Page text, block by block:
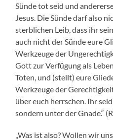
Sünde tot seid und
Jesus. Die Sünde darf also
sterblichen Leib, dass ihr
auch nicht der Sünde eure
Werkzeuge der
Gott zur Verfügung als
Toten, und (stellt) eure
Werkzeuge der
über euch herrschen. Ihr
sondern unter der Gnade.“
„Was ist also? Wollen wir